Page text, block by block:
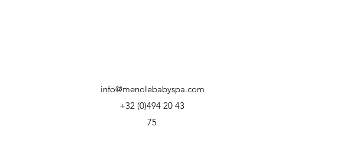
info@menolebabyspa.com
+32 (0)494 20 43
75